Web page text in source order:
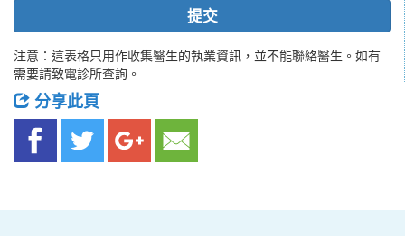
提交
注意：這表格只用作收集醫生的執業資訊，並不能聯絡醫生。如有
需要請致電診所查詢。
分享此頁